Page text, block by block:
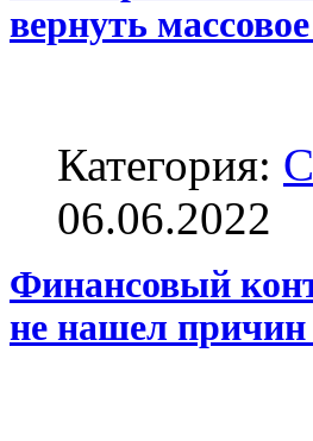
вернуть
Категория:
06.06.2022
Финансовый
не нашел причин